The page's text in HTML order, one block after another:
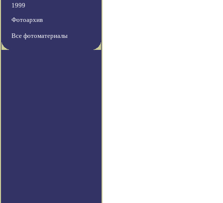
1999
Фотоархив
Все фотоматериалы